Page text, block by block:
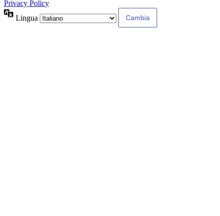
Privacy Policy
Lingua